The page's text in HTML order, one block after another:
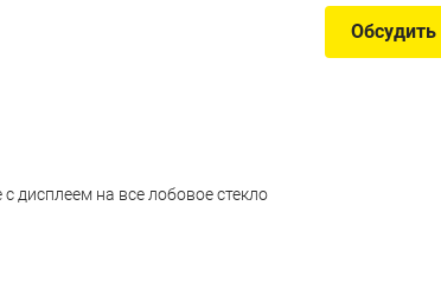
Обсудить
дисплеем на все лобовое стекло